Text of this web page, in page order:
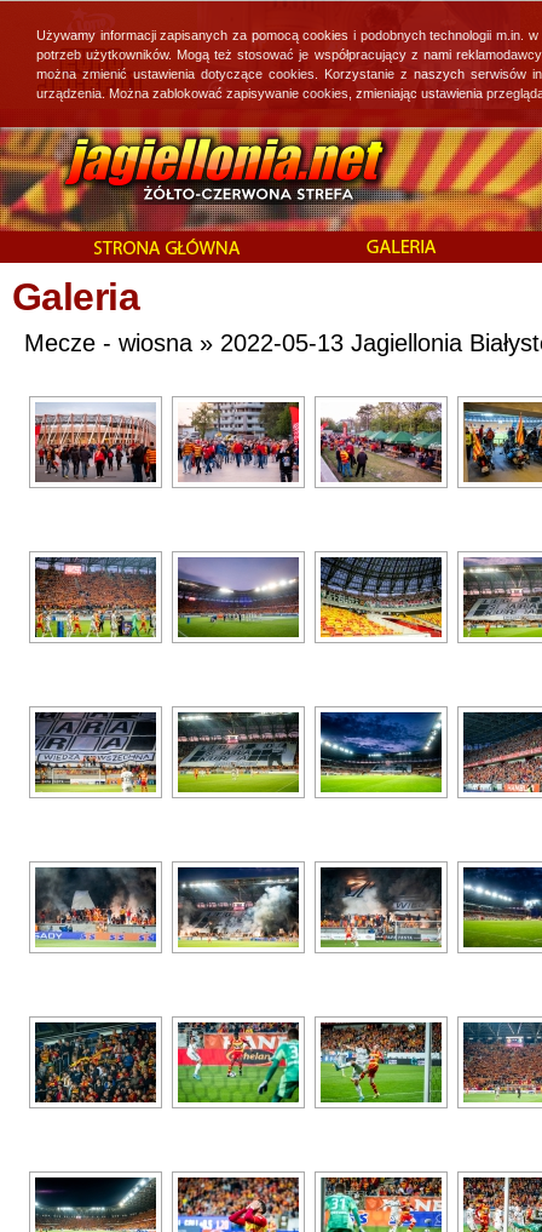
Galeria
Mecze - wiosna » 2022-05-13 Jagiellonia
Używamy informacji zapisanych za pomocą cookies i podobnych technologii
potrzeb użytkowników. Mogą też stosować je współpracujący z nami
można zmienić ustawienia dotyczące cookies. Korzystanie z naszych
urządzenia. Można zablokować zapisywanie cookies, zmieniając ustawienia